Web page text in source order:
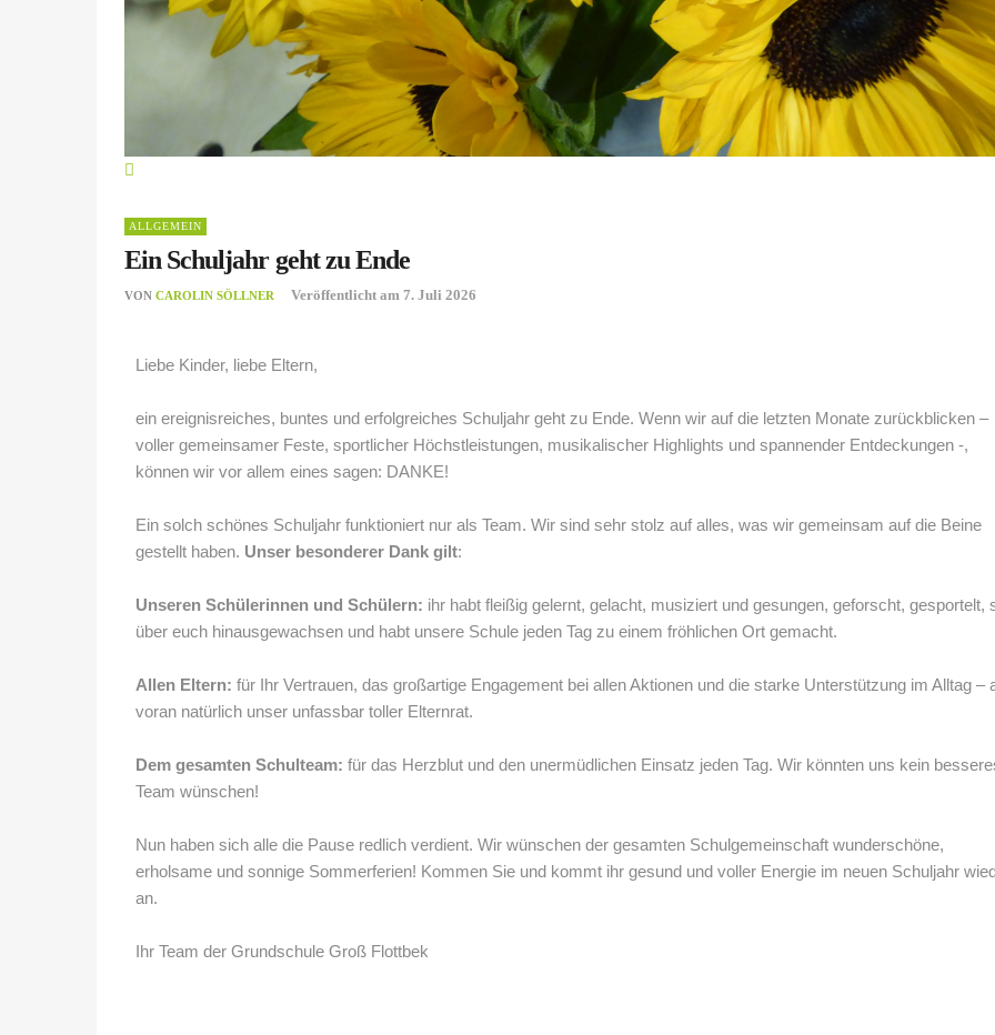
ALLGEMEIN
Ein Schuljahr geht zu Ende
VON CAROLIN SÖLLNER Veröffentlicht am 7. Juli 2026
Liebe Kinder, liebe Eltern,
ein ereignisreiches, buntes und erfolgreiches Schuljahr geht zu Ende. Wenn wir auf die letzten Monate zurückblicken –
voller gemeinsamer Feste, sportlicher Höchstleistungen, musikalischer Highlights und spannender Entdeckungen -,
können wir vor allem eines sagen: DANKE!
Ein solch schönes Schuljahr funktioniert nur als Team. Wir sind sehr stolz auf alles, was wir gemeinsam auf die Beine
gestellt haben. Unser besonderer Dank gilt:
Unseren Schülerinnen und Schülern: ihr habt fleißig gelernt, gelacht, musiziert und gesungen, geforscht, gesportelt,
über euch hinausgewachsen und habt unsere Schule jeden Tag zu einem fröhlichen Ort gemacht.
Allen Eltern: für Ihr Vertrauen, das großartige Engagement bei allen Aktionen und die starke Unterstützung im Alltag –
voran natürlich unser unfassbar toller Elternrat.
Dem gesamten Schulteam: für das Herzblut und den unermüdlichen Einsatz jeden Tag. Wir könnten uns kein
Team wünschen!
Nun haben sich alle die Pause redlich verdient. Wir wünschen der gesamten Schulgemeinschaft wunderschöne,
erholsame und sonnige Sommerferien! Kommen Sie und kommt ihr gesund und voller Energie im neuen Schuljahr
an.
Ihr Team der Grundschule Groß Flottbek